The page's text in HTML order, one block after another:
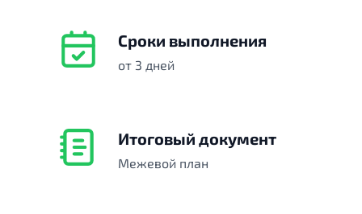
Сроки выполнения
от 3 дней
Итоговый документ
Межевой план